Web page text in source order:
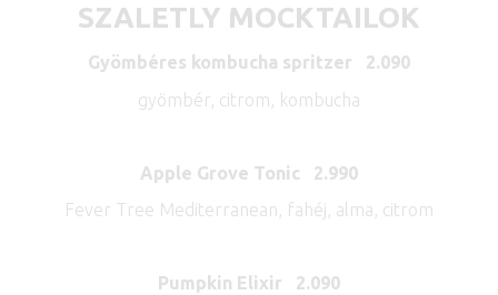
SZALETLY MOCKTAILOK
Gyömbéres kombucha spritzer 2.090
gyömbér, citrom, kombucha
Apple Grove Tonic 2.990
Fever Tree Mediterranean, fahéj, alma, citrom
Pumpkin Elixir 2.090